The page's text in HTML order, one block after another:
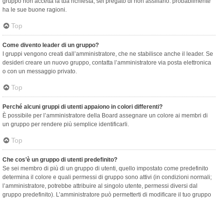
ha le sue buone ragioni.
Top
Come divento leader di un gruppo?
I gruppi vengono creati dall’amministratore, che ne stabilisce anche il leader. Se
desideri creare un nuovo gruppo, contatta l’amministratore via posta elettronica
o con un messaggio privato.
Top
Perché alcuni gruppi di utenti appaiono in colori differenti?
È possibile per l’amministratore della Board assegnare un colore ai membri di
un gruppo per rendere più semplice identificarli.
Top
Che cos’è un gruppo di utenti predefinito?
Se sei membro di più di un gruppo di utenti, quello impostato come predefinito
determina il colore e quali permessi di gruppo sono attivi (in condizioni normali;
l’amministratore, potrebbe attribuire al singolo utente, permessi diversi dal
gruppo predefinito). L’amministratore può permetterti di modificare il tuo gruppo